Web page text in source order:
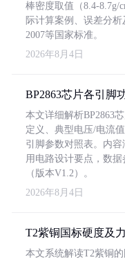
棒密度取值（8.4-8.7g/
际计算案例、误差分
2007等国家标准。
2026年8月4日
BP2863芯片各引脚
本文详细解析BP2863
定义、典型电压/电流
引脚参数对照表。内
用电路设计要点，数
（版本V1.2）。
2026年8月4日
T2紫铜国标硬度及
本文系统解读T2紫铜